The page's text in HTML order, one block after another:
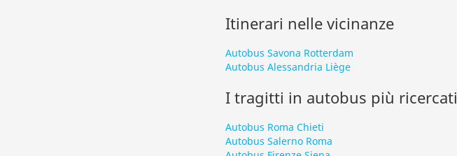
Itinerari nelle vicinanze
Autobus Savona Rotterdam
Autobus Alessandria Liège
I tragitti in autobus più ricercati
Autobus Roma Chieti
Autobus Salerno Roma